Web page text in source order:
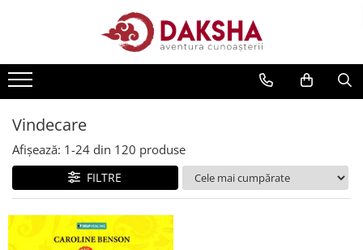
Editura Daksha
Seria David Icke
Seria Immanuel Velikovsky
Dezvăluiri
Spiritualitate
Vindecare
Afișează: 1-24 din 120 produse
FILTRE